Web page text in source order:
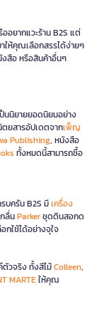
อยากแวะร้าน B2S แต่
าให้คุณเลือกสรรได้ง่ายๆ
สือ หรือสินค้าอื่นๆ
นนิยายยอดนิยมอย่าง
ตยสารอัปเดตจากเพ็ญ
Publishing, หนังสือ
ทั้งหมดนี้สามารถซื้อ
บครัน B2S มีเครื่อง
ลื่นParkerชุดดินสอกด
กใช้ได้อย่างจุใจ
ตัวจริง ทั้งสีไม้Colleen,
MARTEให้คุณ